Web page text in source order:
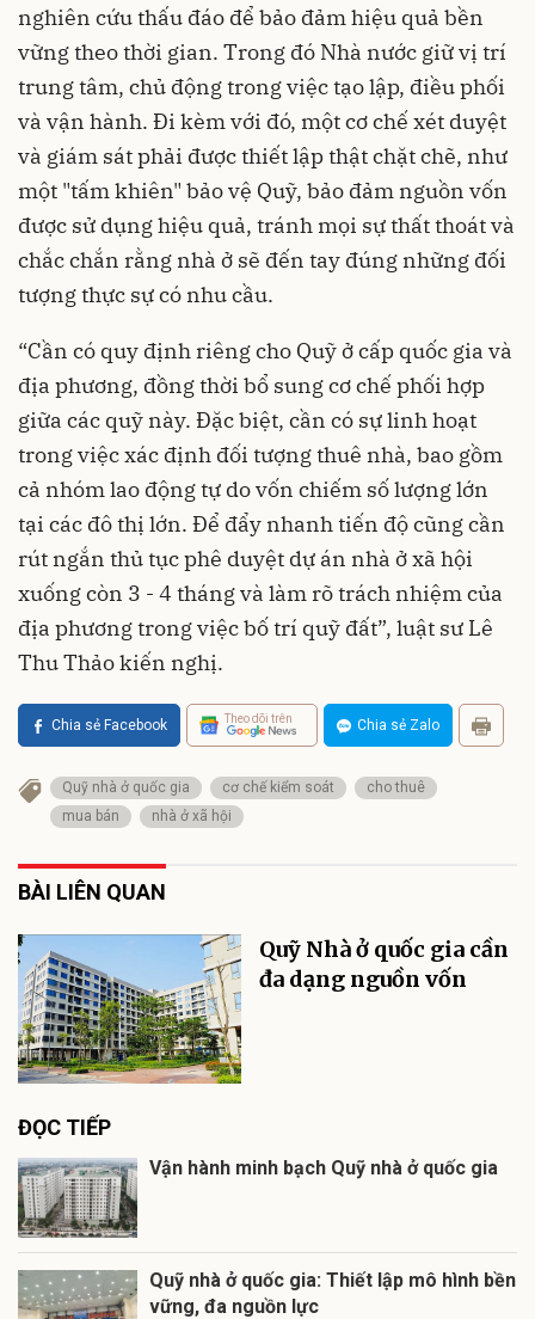
nghiên cứu thấu đáo để bảo đảm hiệu quả bền
vững theo thời gian. Trong đó Nhà nước giữ vị trí
trung tâm, chủ động trong việc tạo lập, điều phối
và vận hành. Đi kèm với đó, một cơ chế xét duyệt
và giám sát phải được thiết lập thật chặt chẽ, như
một "tấm khiên" bảo vệ Quỹ, bảo đảm nguồn vốn
được sử dụng hiệu quả, tránh mọi sự thất thoát và
chắc chắn rằng nhà ở sẽ đến tay đúng những đối
tượng thực sự có nhu cầu.
“Cần có quy định riêng cho Quỹ ở cấp quốc gia và
địa phương, đồng thời bổ sung cơ chế phối hợp
giữa các quỹ này. Đặc biệt, cần có sự linh hoạt
trong việc xác định đối tượng thuê nhà, bao gồm
cả nhóm lao động tự do vốn chiếm số lượng lớn
tại các đô thị lớn. Để đẩy nhanh tiến độ cũng cần
rút ngắn thủ tục phê duyệt dự án nhà ở xã hội
xuống còn 3 - 4 tháng và làm rõ trách nhiệm của
địa phương trong việc bố trí quỹ đất”, luật sư Lê
Thu Thảo kiến nghị.
Chia sẻ Facebook Theo dõi trên Chia sẻ Zalo
Quỹ nhà ở quốc gia cơ chế kiểm soát
cho thuê
mua bán
nhà ở xã hội
BÀI LIÊN QUAN
Quỹ Nhà ở quốc gia cần
đa dạng nguồn vốn
ĐỌC TIẾP
Vận hành minh bạch Quỹ nhà ở quốc gia
Quỹ nhà ở quốc gia: Thiết lập mô hình bền
vững, đa nguồn lực